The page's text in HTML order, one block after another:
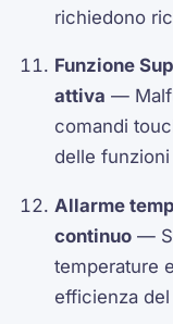
richiedono
Funzione
attiva —
comandi
delle
Allarme
continuo —
temperature
efficienza